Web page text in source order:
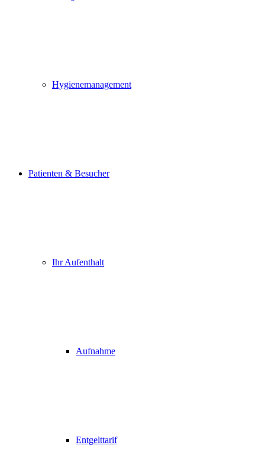
Hygienemanagement
Patienten & Besucher
Ihr Aufenthalt
Aufnahme
Entgelttarif